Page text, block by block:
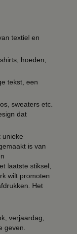
textiel en
hoeden,
tekst, een
sweaters etc.
dat
unieke
is van
laatste stiksel,
wilt promoten
Het
verjaardag,
geven.